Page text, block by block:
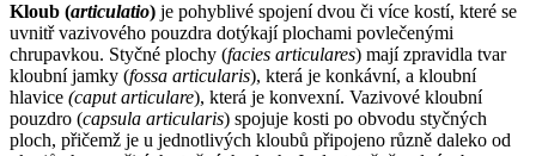
Kloub (articulatio) je pohyblivé spojení dvou či více kostí, které se
uvnitř vazivového pouzdra dotýkají plochami povlečenými
chrupavkou. Styčné plochy (facies articulares) mají zpravidla tvar
kloubní jamky (fossa articularis), která je konkávní, a kloubní
hlavice (caput articulare), která je konvexní. Vazivové kloubní
pouzdro (capsula articularis) spojuje kosti po obvodu styčných
ploch, přičemž je u jednotlivých kloubů připojeno různě daleko od